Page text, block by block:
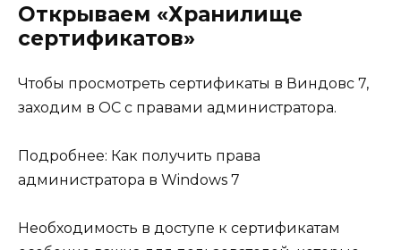
Открываем «Хранилище
сертификатов»
Чтобы просмотреть сертификаты в Виндовс 7,
заходим в ОС с правами администратора.
Подробнее: Как получить права
администратора в Windows 7
Необходимость в доступе к сертификатам